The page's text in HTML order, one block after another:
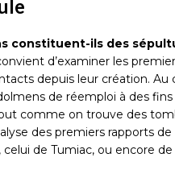
constituent-ils des
d’examiner les
depuis leur création. Au
dolmens de réemploi à des
comme on trouve des
des premiers rapports
celui de Tumiac, ou encore